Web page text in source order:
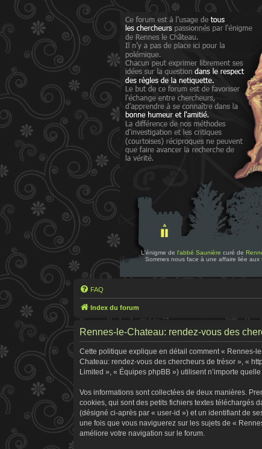
L'énigme de l'abbé Saunière curé de
Sommes nous face à une affaire liée aux
FAQ
Index du forum
Rennes-le-Chateau: rendez-vous des
Cette politique explique en détail comment « Rennes-
Chateau: rendez-vous des chercheurs de trésor », «
Limited », « Équipes phpBB ») utilisent n’importe
Vos informations sont collectées de deux manières.
cookies, qui sont des petits fichiers textes téléchargés
(désigné ci-après par « user-id ») et un identifiant de
une fois que vous naviguerez sur les sujets de «
améliore votre navigation sur le forum.